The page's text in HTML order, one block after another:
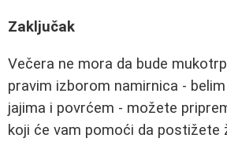
Zaključak
Večera ne mora da bude
pravim izborom namirnica -
jajima i povrćem - možete
koji će vam pomoći da postižete